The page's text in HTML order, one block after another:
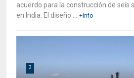
acuerdo para la construcción de seis
en India. El diseño ...
+Info
3